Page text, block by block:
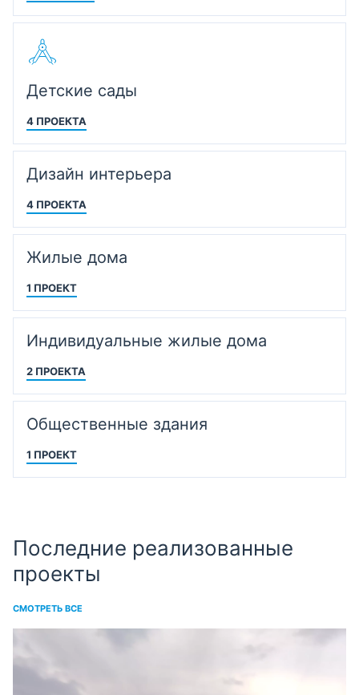
Детские сады
4 ПРОЕКТА
Дизайн интерьера
4 ПРОЕКТА
Жилые дома
1 ПРОЕКТ
Индивидуальные жилые дома
2 ПРОЕКТА
Общественные здания
1 ПРОЕКТ
Последние реализованные
проекты
СМОТРЕТЬ ВСЕ